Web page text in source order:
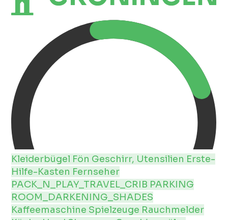
Kleiderbügel Fön Geschirr, Utensilien Erste-
Hilfe-Kasten Fernseher
PACK_N_PLAY_TRAVEL_CRIB PARKING
ROOM_DARKENING_SHADES
Kaffeemaschine Spielzeuge Rauchmelder